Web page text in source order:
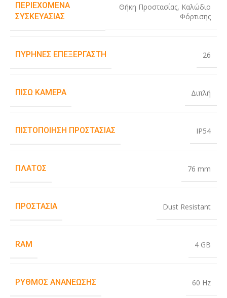
ΠΕΡΙΕΧΌΜΕΝΑ
ΣΥΣΚΕΥΑΣΊΑΣ
Θήκη Προστασίας, Καλώδιο
Φόρτισης
ΠΥΡΉΝΕΣ ΕΠΕΞΕΡΓΑΣΤΉ 26
ΠΊΣΩ ΚΆΜΕΡΑ Διπλή
ΠΙΣΤΟΠΟΊΗΣΗ ΠΡΟΣΤΑΣΊΑΣ IP54
ΠΛΆΤΟΣ 76 mm
ΠΡΟΣΤΑΣΊΑ Dust Resistant
RAM 4 GB
ΡΥΘΜΌΣ ΑΝΑΝΈΩΣΗΣ 60 Hz